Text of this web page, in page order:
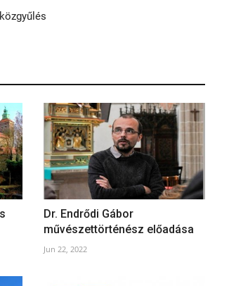
Dr. Endrődi Gábor
művészettörténész előadása
Jun 22, 2022